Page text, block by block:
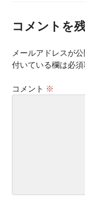
シ
ョ
コメントを
メールアドレスが
付いている欄は必
コメント ※